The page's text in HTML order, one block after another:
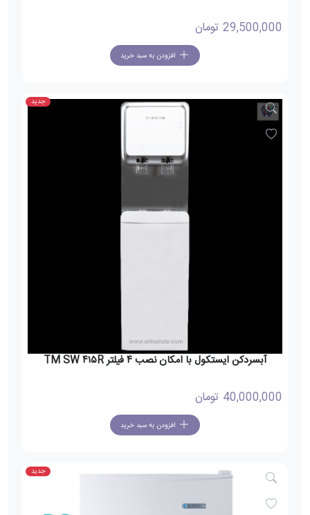
29,500,000 تومان
افزودن به سبد خرید
جدید
آبسردکن ایستکول با امکان نصب ۴ فیلتر TM SW ۴۱۵R
40,000,000 تومان
افزودن به سبد خرید
جدید